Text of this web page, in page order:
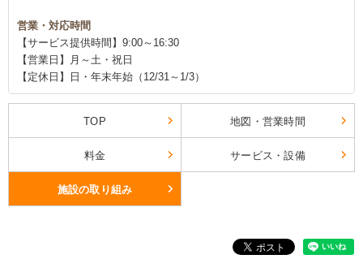
営業・対応時間
【サービス提供時間】9:00～16:30
【営業日】月～土・祝日
【定休日】日・年末年始（12/31～1/3）
TOP 地図・営業時間
料金 サービス・設備
施設の取り組み